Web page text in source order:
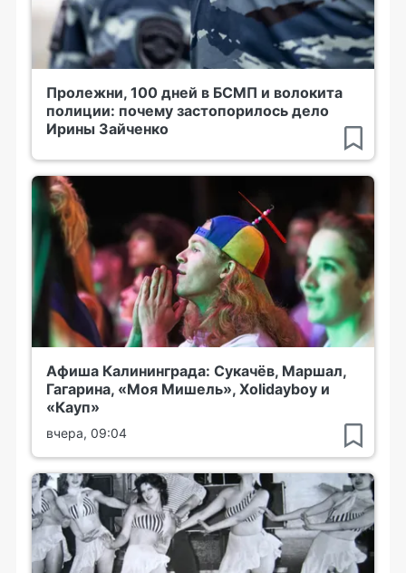
Пролежни, 100 дней в БСМП и волокита
полиции: почему застопорилось дело
Ирины Зайченко
Афиша Калининграда: Сукачёв, Маршал,
Гагарина, «Моя Мишель», Xolidayboy и
«Кауп»
вчера, 09:04